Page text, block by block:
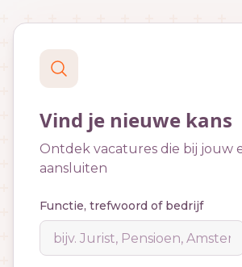
Vind je nieuwe kans
Ontdek vacatures die bij jouw
aansluiten
Functie, trefwoord of bedrijf